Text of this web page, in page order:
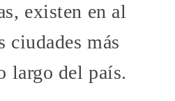
existen en al
ciudades más
largo del país.